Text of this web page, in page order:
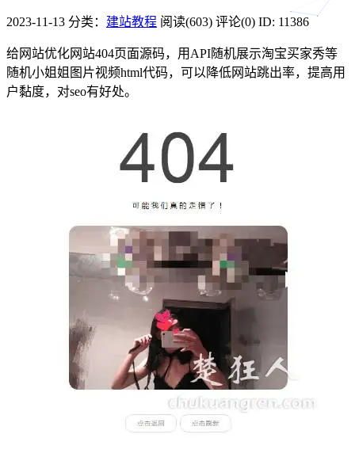
2023-11-13 分类： 建站教程 阅读(603) 评论(0) ID: 11386
给网站优化网站404页面源码，用API随机展示淘宝买家秀等
随机小姐姐图片视频html代码，可以降低网站跳出率，提高用
户黏度，对seo有好处。